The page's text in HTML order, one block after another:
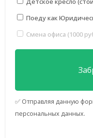
Поеду как
Смена офиса (1000
✅ Отправляя данную
персональных данных.